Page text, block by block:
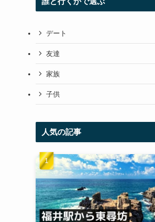
デート
友達
家族
子供
人気の記事